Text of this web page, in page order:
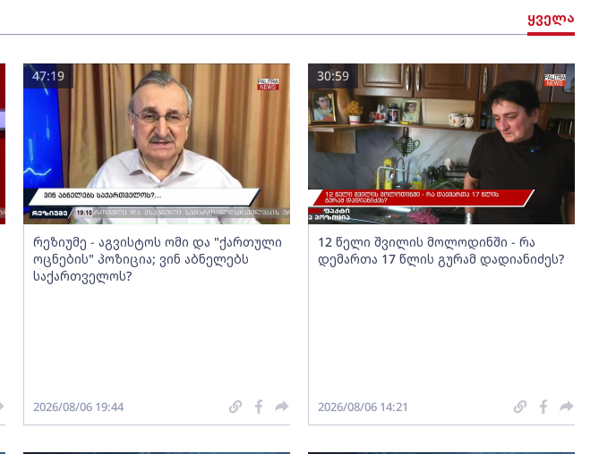
ყველა
რეზიუმე - აგვისტოს ომი და "ქართული
ოცნების" პოზიცია; ვინ აბნელებს
საქართველოს?
47:19
2026/08/06 19:44
12 წელი შვილის მოლოდინში - რა
დემართა 17 წლის გურამ დადიანიძეს?
30:59
2026/08/06 14:21